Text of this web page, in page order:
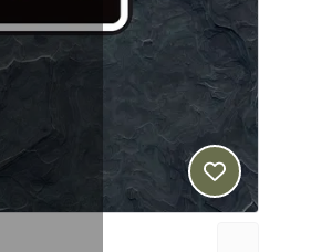
Produkt